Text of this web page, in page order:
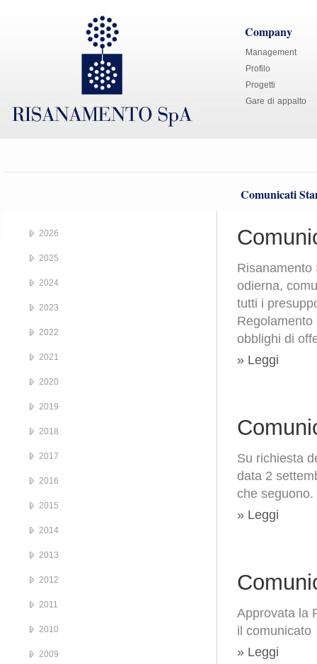
Company
Management
Profilo
Progetti
Gare di appalto
Comunicati
Risanamento
odierna,
tutti i
Regolamento
obblighi di
» Leggi
Su richiesta
data 2
che
» Leggi
Approvata la
il comunicato
» Leggi
2026
2025
2024
2023
2022
2021
2020
2019
2018
2017
2016
2015
2014
2013
2012
2011
2010
2009